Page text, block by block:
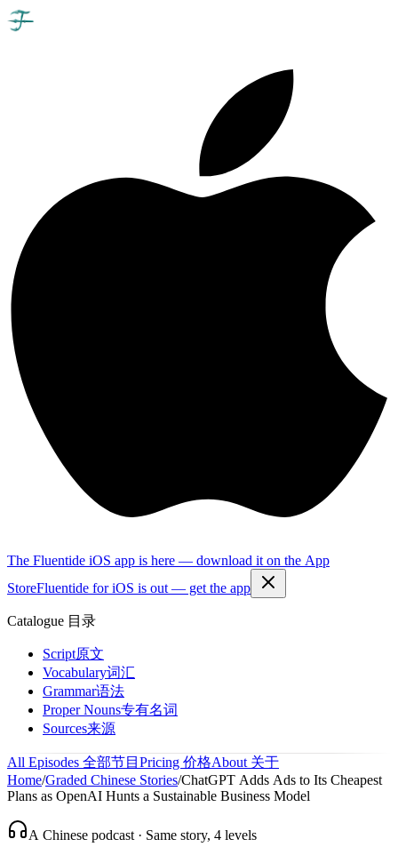
The Fluentide iOS app is here — download it on the App
StoreFluentide for iOS is out — get the app
Catalogue 目录
Script原文
Vocabulary词汇
Grammar语法
Proper Nouns专有名词
Sources来源
All Episodes 全部节目 Pricing 价格About 关于
Home/Graded Chinese Stories/ChatGPT Adds Ads to Its Cheapest
Plans as OpenAI Hunts a Sustainable Business Model
A Chinese podcast · Same story, 4 levels